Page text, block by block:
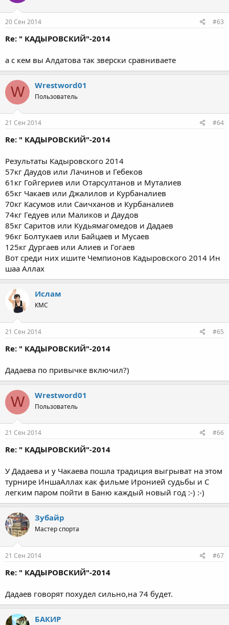
20 Сен 2014 #63
Re: " КАДЫРОВСКИЙ"-2014
а с кем вы Алдатова так зверски сравниваете
W Wrestword01
Пользователь
21 Сен 2014 #64
Re: " КАДЫРОВСКИЙ"-2014
Результаты Кадыровского 2014
57кг Даудов или Лачинов и Гебеков
61кг Гойгериев или Отарсултанов и Муталиев
65кг Чакаев или Джалилов и Курбаналиев
70кг Касумов или Саичханов и Курбаналиев
74кг Гедуев или Маликов и Даудов
85кг Саритов или Кудьямагомедов и Дадаев
96кг Болтукаев или Байцаев и Мусаев
125кг Дургаев или Алиев и Гогаев
Вот среди них ишите Чемпионов Кадыровского 2014 Ин
шаа Аллах
Ислам
КМС
21 Сен 2014 #65
Re: " КАДЫРОВСКИЙ"-2014
Дадаева по привычке включил?)
W Wrestword01
Пользователь
21 Сен 2014 #66
Re: " КАДЫРОВСКИЙ"-2014
У Дадаева и у Чакаева пошла традиция выгрыват на этом
турнире ИншаАллах как фильме Иронией судьбы и С
легким паром пойти в Баню каждый новый год :-) :-)
Зубайр
Мастер спорта
21 Сен 2014 #67
Re: " КАДЫРОВСКИЙ"-2014
Дадаев говорят похудел сильно,на 74 будет.
БАКИР